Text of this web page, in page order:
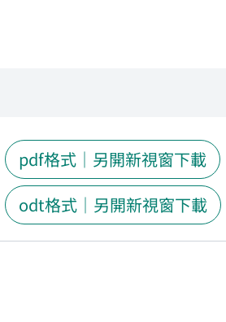
pdf格式｜另開新視窗下載
odt格式｜另開新視窗下載